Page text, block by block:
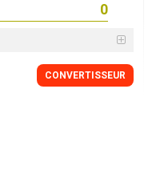
CONVERTISSEUR